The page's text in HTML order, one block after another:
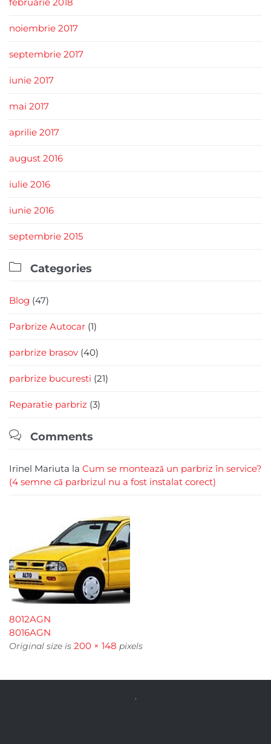
noiembrie 2017
septembrie 2017
iunie 2017
mai 2017
aprilie 2017
august 2016
iulie 2016
iunie 2016
septembrie 2015
 Categories
Blog (47)
Parbrize Autocar (1)
parbrize brasov (40)
parbrize bucuresti (21)
Reparatie parbriz (3)
 Comments
Irinel Mariuta la Cum se montează un parbriz în service?
(4 semne că parbrizul nu a fost instalat corect)
8012AGN
8016AGN
Original size is 200 × 148 pixels